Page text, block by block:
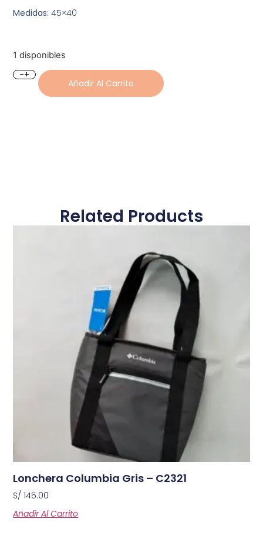
Medidas:45×40
1 disponibles
-+
Añadir Al Carrito
Related Products
Lonchera Columbia Gris – C2321
S/ 145.00
Añadir Al Carrito